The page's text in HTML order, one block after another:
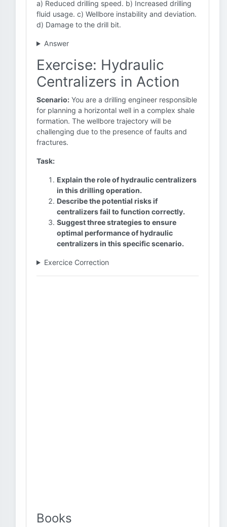
a) Reduced drilling speed. b) Increased drilling
fluid usage. c) Wellbore instability and deviation.
d) Damage to the drill bit.
Answer
Exercise: Hydraulic
Centralizers in Action
Scenario: You are a drilling engineer responsible
for planning a horizontal well in a complex shale
formation. The wellbore trajectory will be
challenging due to the presence of faults and
fractures.
Task:
Explain the role of hydraulic centralizers
in this drilling operation.
Describe the potential risks if
centralizers fail to function correctly.
Suggest three strategies to ensure
optimal performance of hydraulic
centralizers in this specific scenario.
Exercice Correction
Books